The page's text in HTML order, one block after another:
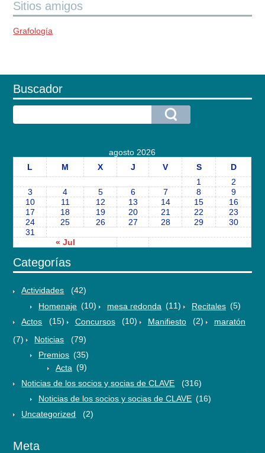
Sitios amigos
Grafología
Buscador
agosto 2026
L
M X J V S D
« Jul
1
2
3
4 5 6 7 8
9
10
11 12 13 14 15
16
17
18 19 20 21 22
23
24
25 26 27 28 29
30
31
Categorías
Actividades
(42)
Homenaje (10) mesa redonda (11) Recitales (5)
Actos
(15) Concursos (10) Manifiesto (2)
maratón
(7)
Noticias
(79)
Premios (35)
Acta (9)
Noticias de los socios y socias de CLAVE
(316)
Noticias de los socios y socias de CLAVE (16)
Uncategorized
(2)
Meta